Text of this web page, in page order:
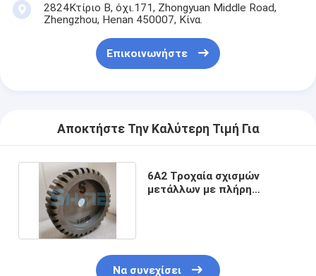
2824Κτίριο Β, όχι.171, Zhongyuan Middle Road,
Zhengzhou, Henan 450007, Κίνα.
Επικοινωνήστε
Αποκτήστε Την Καλύτερη Τιμή Για
6Α2 Τροχαία σχισμών
μετάλλων με πλήρη
Να συνεχίσει